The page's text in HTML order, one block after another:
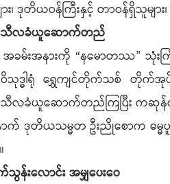
ျား၊ ဒုတိယဝန်ကြီးနှင့် တာဝန်ရှိသူ
ါးသီလခံယူဆောက်တည်
အခမ်းအနားကို “နမောတဿ”
သုဒ္ဓါရုံ ရွှေကျင်တိုက်သစ် တိုက်အုပ်
ါးသီလခံယူဆောက်တည်ကြပြီး ကဆု
က် ဒုတိယသမ္မတ ဦးညိုစောက ဓမ္မ
သွန်းလောင်း အမျှပေးဝေ